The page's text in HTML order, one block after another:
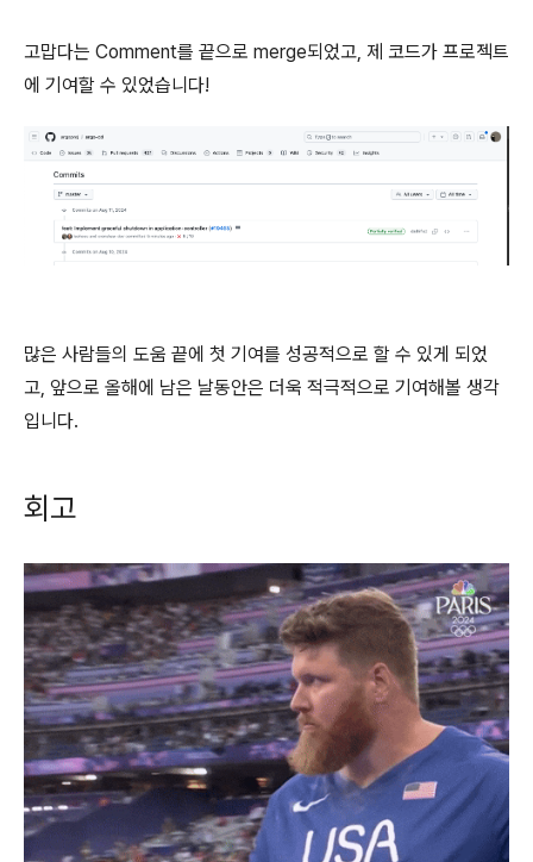
고맙다는 Comment를 끝으로 merge되었고, 제 코드가 프로젝트
에 기여할 수 있었습니다!
많은 사람들의 도움 끝에 첫 기여를 성공적으로 할 수 있게 되었
고, 앞으로 올해에 남은 날동안은 더욱 적극적으로 기여해볼 생각
입니다.
회고